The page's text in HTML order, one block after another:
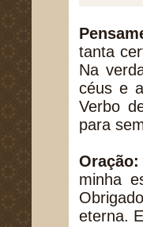
tanta
Na
céus e
Verbo
para
Oração:
minha
eterna.